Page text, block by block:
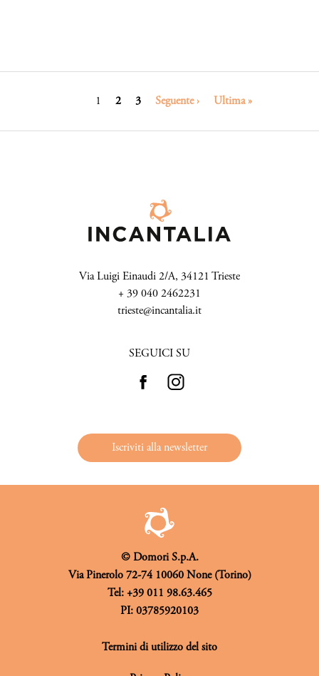
Pagina
1 Pagina
2 Pagina
3
Pagina
Seguente ›
Ultima
Ultima »
Via Luigi Einaudi 2/A, 34121 Trieste
+ 39 040 2462231
trieste@incantalia.it
SEGUICI SU
Iscriviti alla newsletter
© Domori S.p.A.
Via Pinerolo 72-74 10060 None (Torino)
Tel: +39 011 98.63.465
PI: 03785920103
Termini di utilizzo del sito